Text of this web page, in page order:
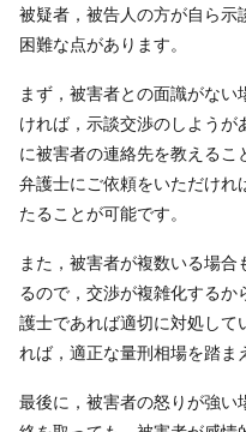
被疑者，被告人の方が自ら示
困難な点があります。
まず，被害者との面識がな
ければ，示談交渉のしようが
に被害者の連絡先を教えるこ
弁護士にご依頼をいただけれ
たることが可能です。
また，被害者が複数いる場合
るので，交渉が複雑化する
護士であれば適切に対処して
れば，適正な量刑相場を踏ま
最後に，被害者の怒りが強い